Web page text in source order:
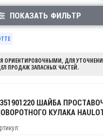
ПОКАЗАТЬ ФИЛЬТР
ОРИЕНТИРОВОЧНЫМИ, ДЛЯ
ПРОДАЖ ЗАПАСНЫХ ЧАСТЕЙ.
ШАЙБА
КУЛАКА